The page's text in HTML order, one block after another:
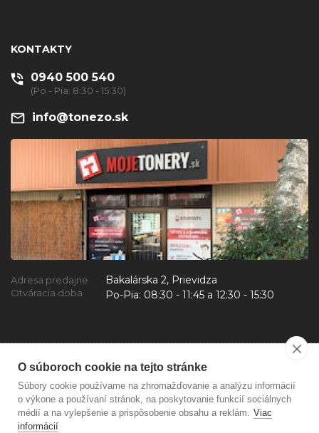
O súboroch cookie na tejto stránke
Súbory cookie používame na zhromažďovanie a analýzu informácií
o výkone a používaní stránok, na poskytovanie funkcií sociálnych
médií a na vylepšenie a prispôsobenie obsahu a reklám. Viac
informácií
KONTAKTY
0940 500 540
(Po - Pia: 8:30 - 15:30)
info@tonezo.sk
Adresa predajne Bakalárska 2, Prievidza
Otváracia doba Po-Pia: 08:30 - 11:45 a 12:30 - 15:30